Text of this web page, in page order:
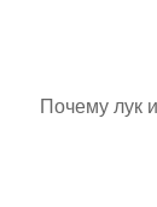
Почему лук